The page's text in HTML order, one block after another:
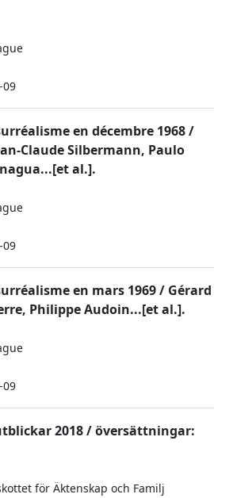
09
en décembre 1968 /
Claude Silbermann, Paulo
al.].
09
en mars 1969 / Gérard
Philippe Audoin...[et al.].
09
2018 / översättningar:
för Äktenskap och Familj